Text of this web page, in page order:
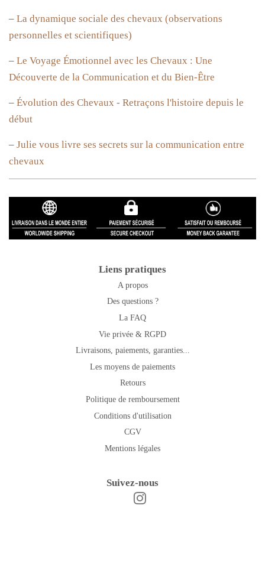
– La dynamique sociale des chevaux (observations
personnelles et scientifiques)
– Le Voyage Émotionnel avec les Chevaux : Une
Découverte de la Communication et du Bien-Être
– Évolution des Chevaux - Retraçons l'histoire depuis le
début
– Julie vous livre ses secrets sur la communication entre
chevaux
Liens pratiques
A propos
Des questions ?
La FAQ
Vie privée & RGPD
Livraisons, paiements, garanties...
Les moyens de paiements
Retours
Politique de remboursement
Conditions d'utilisation
CGV
Mentions légales
Suivez-nous
Facebook